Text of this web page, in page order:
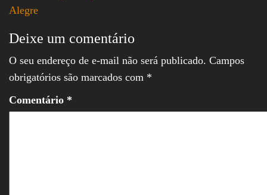
Alegre
Deixe um comentário
O seu endereço de e-mail não será publicado. Campos
obrigatórios são marcados com *
Comentário *